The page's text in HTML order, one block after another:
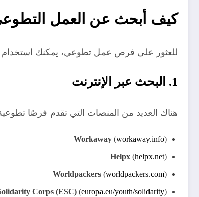
كيف أبحث عن العمل
للعثور على فرص عمل تطوعي، يمكنك استخدام
1. البحث عبر الإنترنت
هناك العديد من المنصات التي تقدم فرصًا تطوعية
Workaway (workaway.info)
Helpx (helpx.net)
Worldpackers (worldpackers.com)
Corps (ESC) (europa.eu/youth/solidarity)